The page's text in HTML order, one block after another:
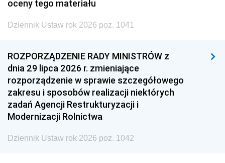
oceny tego materiału
Dziennik Ustaw rok 2026 poz. 1041
ROZPORZĄDZENIE RADY MINISTRÓW z
dnia 29 lipca 2026 r. zmieniające
rozporządzenie w sprawie szczegółowego
zakresu i sposobów realizacji niektórych
zadań Agencji Restrukturyzacji i
Modernizacji Rolnictwa
Dziennik Ustaw rok 2026 poz. 1042